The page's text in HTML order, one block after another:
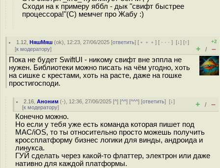
Сходи на к примеру яббл - дык "свифт быстрее
процессора!"(С) мемчег про Жабу :)
1.12 ,НяшМяш (ok), 12:23, 27/06/2025 [ответить] [ ﹢﹢﹢] [ · · ·][↓] [↑]
[к модератору]
+2
+ / –
Пока не будет SwiftUI - никому свифт вне эппла не
нужен. Библиотеки можно писать на чём угодно, хоть
на сишке с крестами, хоть на расте, даже на гошке
простигосподи.
2.16 ,Аноним (-), 12:36, 27/06/2025 [^] [^^] [^^^] [ответить][↓]
[к модератору] + / –
Конечно можно.
Но если у тебя уже есть команда которая пишет под
MAC/iOS, то ты относительно просто можешь получить
кроссплатформу бизнес логики для винды, андроида и
линукса.
ГУЙ сделать через какой-то флаттер, электрон или даже
нативно для каждой платформы.